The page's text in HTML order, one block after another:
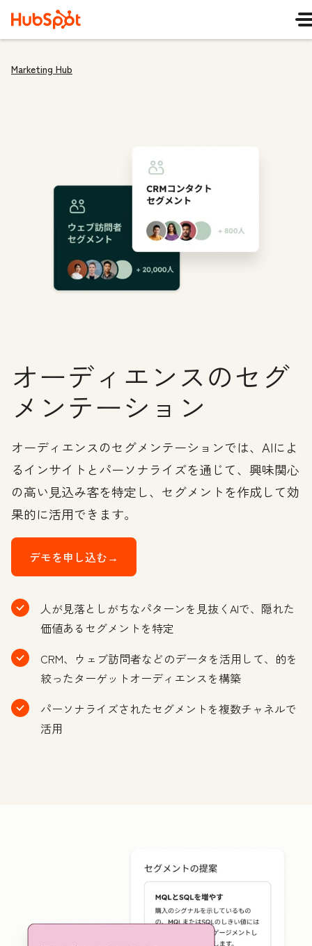
Marketing Hub
オーディエンスのセグ
メンテーション
オーディエンスのセグメンテーションでは、AIによ
るインサイトとパーソナライズを通じて、興味関心
の高い見込み客を特定し、セグメントを作成して効
果的に活用できます。
デモを申し込む→
人が見落としがちなパターンを見抜くAIで、隠れた
価値あるセグメントを特定
CRM、ウェブ訪問者などのデータを活用して、的を
絞ったターゲットオーディエンスを構築
パーソナライズされたセグメントを複数チャネルで
活用